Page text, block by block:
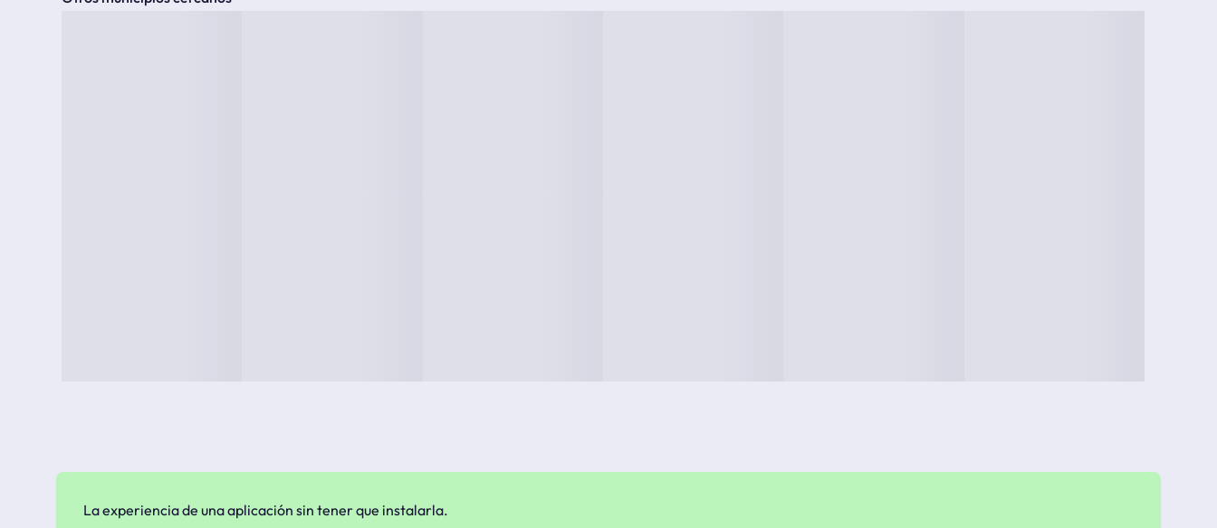
La experiencia de una aplicación sin tener que instalarla.